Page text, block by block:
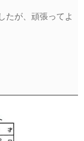
たが、頑張ってよ